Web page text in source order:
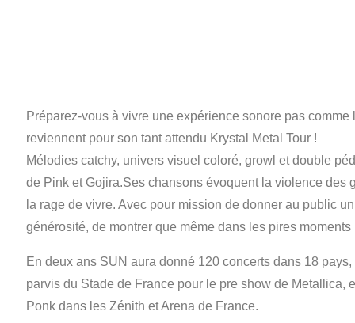
Préparez-vous à vivre une expérience sonore pas comme
reviennent pour son tant attendu Krystal Metal Tour !
Mélodies catchy, univers visuel coloré, growl et double
de Pink et Gojira.Ses chansons évoquent la violence des
la rage de vivre. Avec pour mission de donner au public
générosité, de montrer que même dans les pires
En deux ans SUN aura donné 120 concerts dans 18
parvis du Stade de France pour le pre show de Metallica,
Ponk dans les Zénith et Arena de France.